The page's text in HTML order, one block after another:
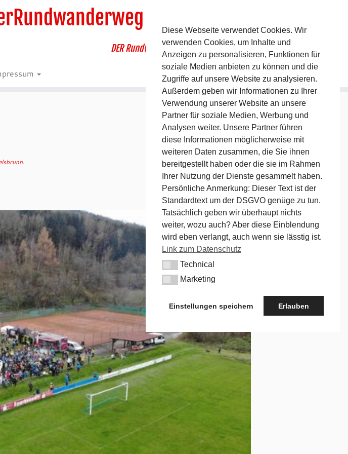
DER Rundwanderweg um Pommelsbrunn
.
Nächstes →
Diese Webseite verwendet Cookies. Wir
verwenden Cookies, um Inhalte und
Anzeigen zu personalisieren, Funktionen für
soziale Medien anbieten zu können und die
Zugriffe auf unsere Website zu analysieren.
Außerdem geben wir Informationen zu Ihrer
Verwendung unserer Website an unsere
Partner für soziale Medien, Werbung und
Analysen weiter. Unsere Partner führen
diese Informationen möglicherweise mit
weiteren Daten zusammen, die Sie ihnen
bereitgestellt haben oder die sie im Rahmen
Ihrer Nutzung der Dienste gesammelt haben.
Persönliche Anmerkung: Dieser Text ist der
Standardtext um der DSGVO genüge zu tun.
Tatsächlich geben wir überhaupt nichts
weiter, wozu auch? Aber diese Einblendung
wird eben verlangt, auch wenn sie lässtig ist.
Link zum Datenschutz
TechnicalTechnical
MarketingMarketing
Einstellungen speichern Erlauben